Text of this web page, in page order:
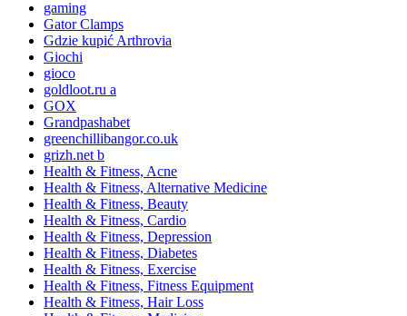
gaming
Gator Clamps
Gdzie kupić Arthrovia
Giochi
gioco
goldloot.ru a
GOX
Grandpashabet
greenchillibangor.co.uk
grizh.net b
Health & Fitness, Acne
Health & Fitness, Alternative Medicine
Health & Fitness, Beauty
Health & Fitness, Cardio
Health & Fitness, Depression
Health & Fitness, Diabetes
Health & Fitness, Exercise
Health & Fitness, Fitness Equipment
Health & Fitness, Hair Loss